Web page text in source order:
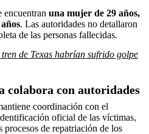
encuentran una mujer de 29 años,
. Las autoridades no detallaron
de las personas fallecidas.
de Texas habrían sufrido golpe
colabora con autoridades
coordinación con el
oficial de las víctimas,
de repatriación de los